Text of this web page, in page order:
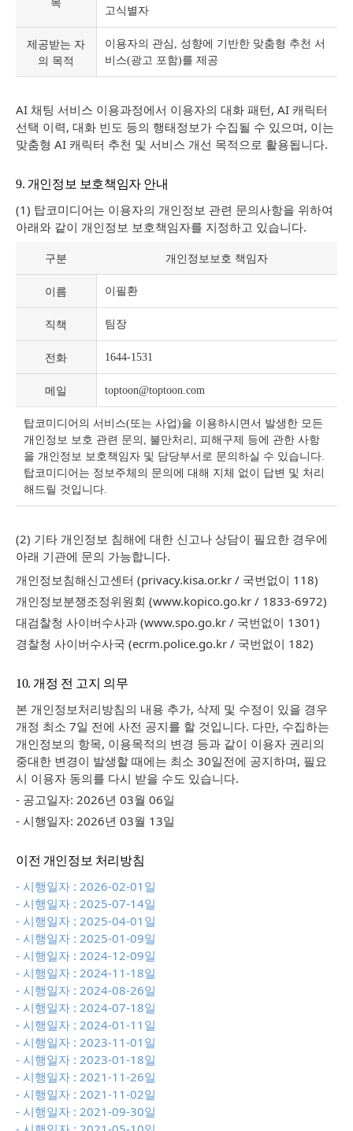
고식별자
제공받는 자
의 목적
이용자의 관심, 성향에 기반한 맞춤형 추천 서
비스(광고 포함)를 제공
AI 채팅 서비스 이용과정에서 이용자의 대화 패턴, AI 캐릭터
선택 이력, 대화 빈도 등의 행태정보가 수집될 수 있으며, 이는
맞춤형 AI 캐릭터 추천 및 서비스 개선 목적으로 활용됩니다.
9. 개인정보 보호책임자 안내
(1) 탑코미디어는 이용자의 개인정보 관련 문의사항을 위하여
아래와 같이 개인정보 보호책임자를 지정하고 있습니다.
구분 개인정보보호 책임자
이름 이필환
직책 팀장
전화 1644-1531
메일 toptoon@toptoon.com
탑코미디어의 서비스(또는 사업)을 이용하시면서 발생한 모든
개인정보 보호 관련 문의, 불만처리, 피해구제 등에 관한 사항
을 개인정보 보호책임자 및 담당부서로 문의하실 수 있습니다.
탑코미디어는 정보주체의 문의에 대해 지체 없이 답변 및 처리
해드릴 것입니다.
(2) 기타 개인정보 침해에 대한 신고나 상담이 필요한 경우에
아래 기관에 문의 가능합니다.
개인정보침해신고센터 (privacy.kisa.or.kr / 국번없이 118)
개인정보분쟁조정위원회 (www.kopico.go.kr / 1833-6972)
대검찰청 사이버수사과 (www.spo.go.kr / 국번없이 1301)
경찰청 사이버수사국 (ecrm.police.go.kr / 국번없이 182)
10. 개정 전 고지 의무
본 개인정보처리방침의 내용 추가, 삭제 및 수정이 있을 경우
개정 최소 7일 전에 사전 공지를 할 것입니다. 다만, 수집하는
개인정보의 항목, 이용목적의 변경 등과 같이 이용자 권리의
중대한 변경이 발생할 때에는 최소 30일전에 공지하며, 필요
시 이용자 동의를 다시 받을 수도 있습니다.
- 공고일자: 2026년 03월 06일
- 시행일자: 2026년 03월 13일
이전 개인정보 처리방침
- 시행일자 : 2026-02-01일
- 시행일자 : 2025-07-14일
- 시행일자 : 2025-04-01일
- 시행일자 : 2025-01-09일
- 시행일자 : 2024-12-09일
- 시행일자 : 2024-11-18일
- 시행일자 : 2024-08-26일
- 시행일자 : 2024-07-18일
- 시행일자 : 2024-01-11일
- 시행일자 : 2023-11-01일
- 시행일자 : 2023-01-18일
- 시행일자 : 2021-11-26일
- 시행일자 : 2021-11-02일
- 시행일자 : 2021-09-30일